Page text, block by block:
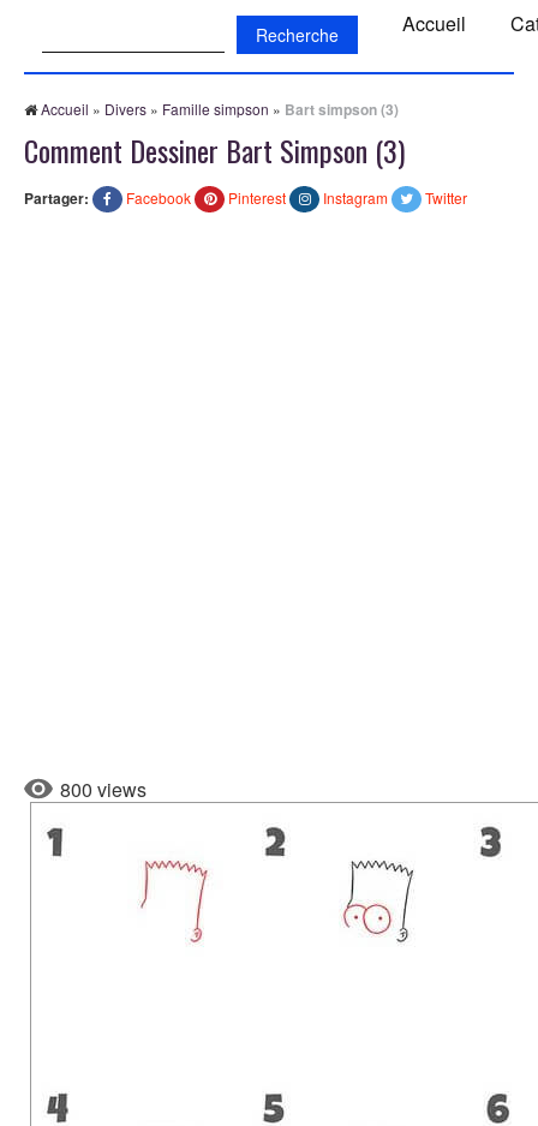
Accueil
Accueil » Divers » Famille simpson » Bart simpson (3)
Comment Dessiner Bart Simpson (3)
Partager: Facebook Pinterest Instagram Twitter
800 views